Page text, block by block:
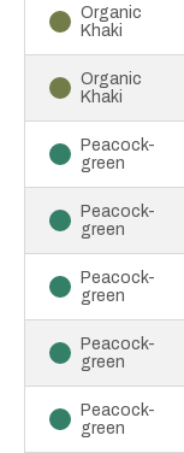
Organic
Khaki
Organic
Khaki
Peacock-
green
Peacock-
green
Peacock-
green
Peacock-
green
Peacock-
green